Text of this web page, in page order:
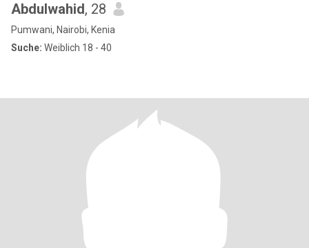
Abdulwahid, 28
Pumwani, Nairobi, Kenia
Suche: Weiblich 18 - 40